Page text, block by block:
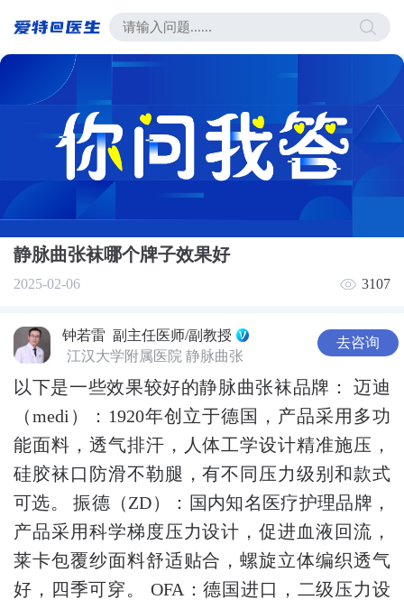
静脉曲张袜哪个牌子效果好
2025-02-06 3107
钟若雷 副主任医师/副教授
去咨询
江汉大学附属医院 静脉曲张
以下是一些效果较好的静脉曲张袜品牌： 迈迪
（medi）：1920年创立于德国，产品采用多功
能面料，透气排汗，人体工学设计精准施压，
硅胶袜口防滑不勒腿，有不同压力级别和款式
可选。 振德（ZD）：国内知名医疗护理品牌，
产品采用科学梯度压力设计，促进血液回流，
莱卡包覆纱面料舒适贴合，螺旋立体编织透气
好，四季可穿。 OFA：德国进口，二级压力设